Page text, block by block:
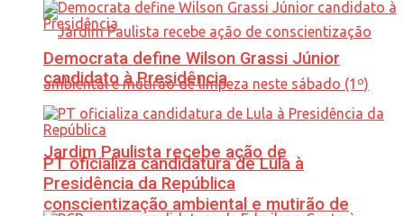
Jardim Paulista recebe ação de
conscientização ambiental e mutirão de
Democrata define Wilson Grassi Júnior
candidato à Presidência
PT oficializa candidatura de Lula à
Presidência da República